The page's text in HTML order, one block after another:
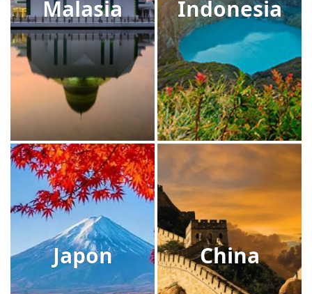
Malasia Indonesia
Japon China